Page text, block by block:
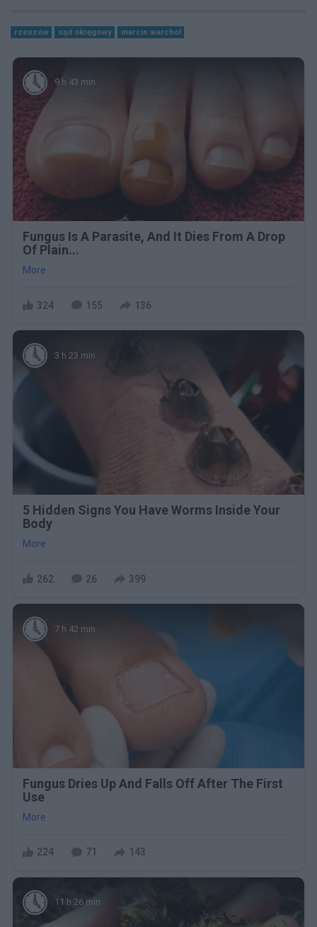
rzeszów sąd okręgowy marcin warchoł
9 h 43 min
Fungus Is A Parasite, And It Dies From A Drop
Of Plain...
More
324 155 136
3 h 23 min
5 Hidden Signs You Have Worms Inside Your
Body
More
262 26 399
7 h 42 min
Fungus Dries Up And Falls Off After The First
Use
More
224 71 143
11 h 26 min